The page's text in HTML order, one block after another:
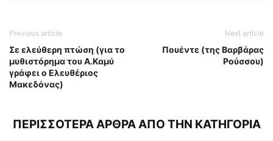
Previous article
Σε ελεύθερη πτώση (για το
μυθιστόρημα του Α.Καμύ
γράφει ο Ελευθέριος
Μακεδόνας)
Next article
Πουέντε (της Βαρβάρας
Ρούσσου)
ΠΕΡΙΣΣΟΤΕΡΑ ΑΡΘΡΑ ΑΠΟ ΤΗΝ ΚΑΤΗΓΟΡΙΑ